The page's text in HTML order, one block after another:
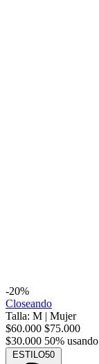
-20%
Closeando
Talla: M | Mujer
$60.000 $75.000
$30.000 50% usando
ESTILO50